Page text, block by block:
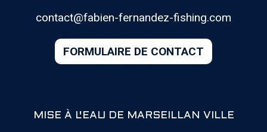
contact@fabien-fernandez-fishing.com
MISE À L'EAU DE MARSEILLAN VILLE